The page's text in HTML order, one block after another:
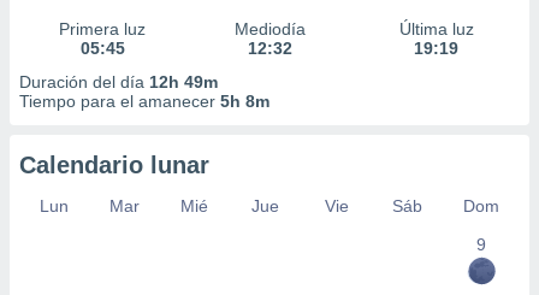
Primera luz
05:45
Mediodía
12:32
Última luz
19:19
Duración del día 12h 49m
Tiempo para el amanecer 5h 8m
Calendario lunar
Lun Mar Mié Jue Vie Sáb
Dom
9